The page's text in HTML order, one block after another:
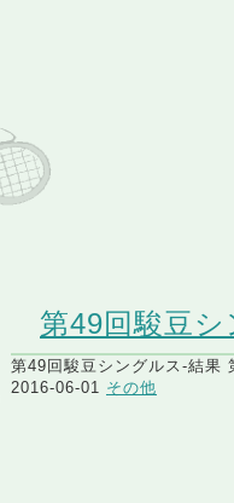
第49回駿豆
第49回駿豆シングルス-結果
2016-06-01 その他